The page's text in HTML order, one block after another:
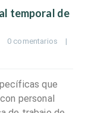
temporal de
0 comentarios
|
que
personal